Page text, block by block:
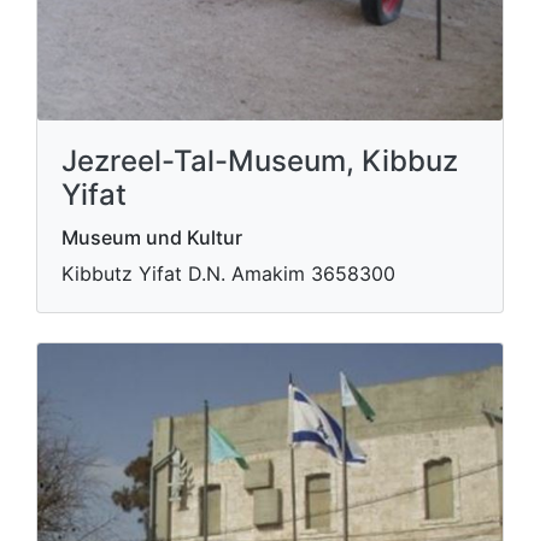
Jezreel-Tal-Museum, Kibbuz
Yifat
Museum und Kultur
Ki​bbutz Yifat D.N. Amakim 3658300